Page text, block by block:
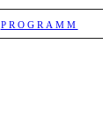
PROGRAMM